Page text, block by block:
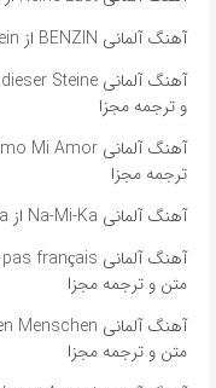
آهنگ آلمانی BENZIN از Rammstein به همراه متن و ترجمه مجزا
و ترجمه مجزا
ترجمه مجزا
آهنگ آلمانی ​​Na-Mi-Ka از Namika به همراه متن و ترجمه مجزا
متن و ترجمه مجزا
متن و ترجمه مجزا